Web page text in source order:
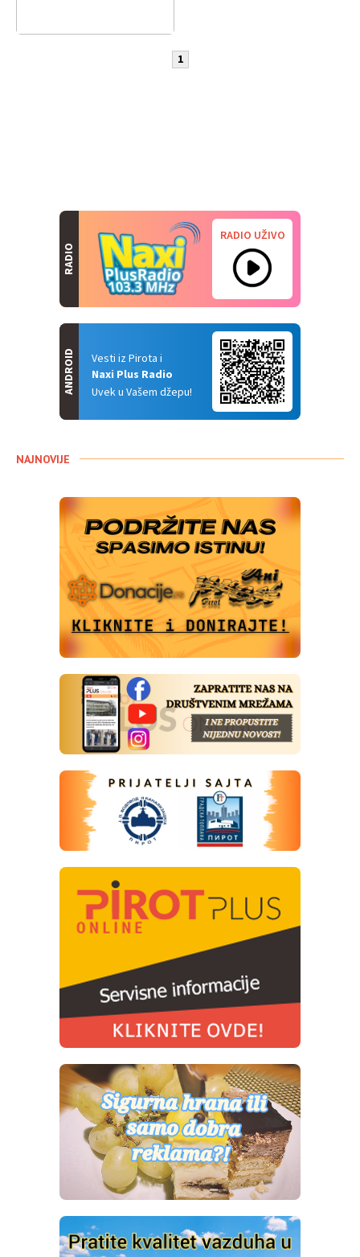
1
RADIO
RADIO UŽIVO
Vesti iz Pirota i
Naxi Plus Radio
Uvek u Vašem džepu!
ANDROID
NAJNOVIJE